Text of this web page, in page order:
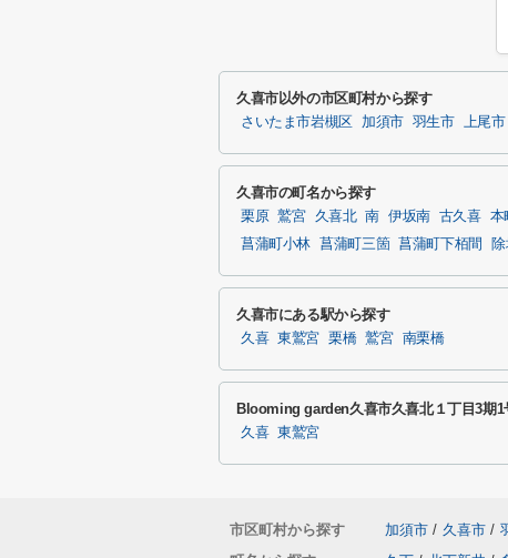
久喜市以外の市区町村から探す
さいたま市岩槻区 加須市 羽生市 上尾市
久喜市の町名から探す
栗原 鷲宮 久喜北 南 伊坂南 古久喜 本
菖蒲町小林
菖蒲町三箇 菖蒲町下栢間
久喜市にある駅から探す
久喜 東鷲宮 栗橋 鷲宮 南栗橋
Blooming garden久喜市久喜北１丁目3期
久喜 東鷲宮
市区町村から探す 加須市 / 久喜市 /